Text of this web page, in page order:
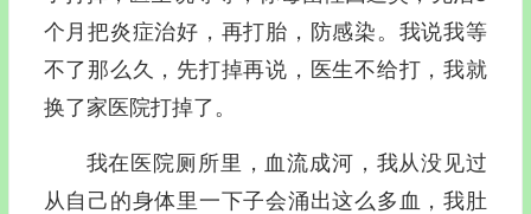
个月把炎症治好，再打胎，防感染。我说我等
不了那么久，先打掉再说，医生不给打，我就
换了家医院打掉了。
我在医院厕所里，血流成河，我从没见过
从自己的身体里一下子会涌出这么多血，我肚